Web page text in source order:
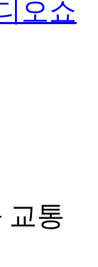
오쇼
교통